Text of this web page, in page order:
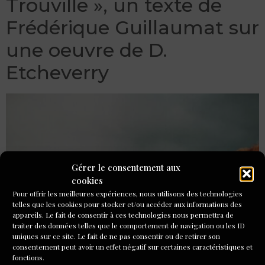
Gérer le consentement aux
cookies
Pour offrir les meilleures expériences, nous utilisons des technologies
telles que les cookies pour stocker et/ou accéder aux informations des
appareils. Le fait de consentir à ces technologies nous permettra de
traiter des données telles que le comportement de navigation ou les ID
uniques sur ce site. Le fait de ne pas consentir ou de retirer son
consentement peut avoir un effet négatif sur certaines caractéristiques et
fonctions.
Trouville », un texte de
Frédérique Guillaumat sur
une oeuvre de D.
Etcheverry